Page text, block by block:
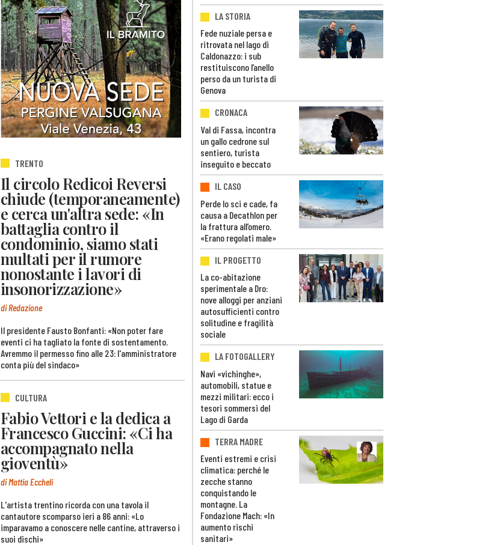
TRENTO
Il circolo Redicoi Reversi
chiude (temporaneamente)
e cerca un'altra sede: «In
battaglia contro il
condominio, siamo stati
multati per il rumore
nonostante i lavori di
insonorizzazione»
di Redazione
Il presidente Fausto Bonfanti: «Non poter fare
eventi ci ha tagliato la fonte di sostentamento.
Avremmo il permesso fino alle 23: l'amministratore
conta più del sindaco»
CULTURA
Fabio Vettori e la dedica a
Francesco Guccini: «Ci ha
accompagnato nella
gioventù»
di Mattia Eccheli
L'artista trentino ricorda con una tavola il
cantautore scomparso ieri a 86 anni: «Lo
imparavamo a conoscere nelle cantine, attraverso i
suoi dischi»
LA STORIA
Fede nuziale persa e
ritrovata nel lago di
Caldonazzo: i sub
restituiscono l’anello
perso da un turista di
Genova
CRONACA
Val di Fassa, incontra
un gallo cedrone sul
sentiero, turista
inseguito e beccato
IL CASO
Perde lo sci e cade, fa
causa a Decathlon per
la frattura all’omero.
«Erano regolati male»
IL PROGETTO
La co-abitazione
sperimentale a Dro:
nove alloggi per anziani
autosufficienti contro
solitudine e fragilità
sociale
LA FOTOGALLERY
Navi «vichinghe»,
automobili, statue e
mezzi militari: ecco i
tesori sommersi del
Lago di Garda
TERRA MADRE
Eventi estremi e crisi
climatica: perché le
zecche stanno
conquistando le
montagne. La
Fondazione Mach: «In
aumento rischi
sanitari»